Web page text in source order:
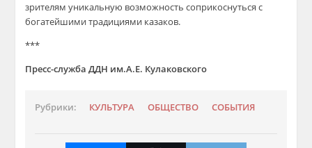
зрителям уникальную возможность соприкоснуться с
богатейшими традициями казаков.
***
Пресс-служба ДДН им.А.Е. Кулаковского
Рубрики: КУЛЬТУРА ОБЩЕСТВО СОБЫТИЯ